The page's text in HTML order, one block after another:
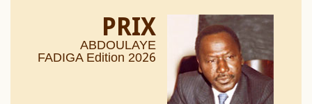
PRIX
ABDOULAYE
FADIGA Edition 2026